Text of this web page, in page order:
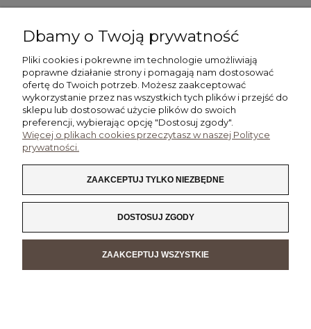
« 1 2 3 »
POMOC
MOJE KONTO
PŁATNOŚCI I DOSTAWA
O NAS
Dbamy o Twoją prywatność
Pliki cookies i pokrewne im technologie umożliwiają
poprawne działanie strony i pomagają nam dostosować
ofertę do Twoich potrzeb. Możesz zaakceptować
wykorzystanie przez nas wszystkich tych plików i przejść do
sklepu lub dostosować użycie plików do swoich
preferencji, wybierając opcję "Dostosuj zgody".
Więcej o plikach cookies przeczytasz w naszej Polityce
prywatności.
ZAAKCEPTUJ TYLKO NIEZBĘDNE
DOSTOSUJ ZGODY
ZAAKCEPTUJ WSZYSTKIE